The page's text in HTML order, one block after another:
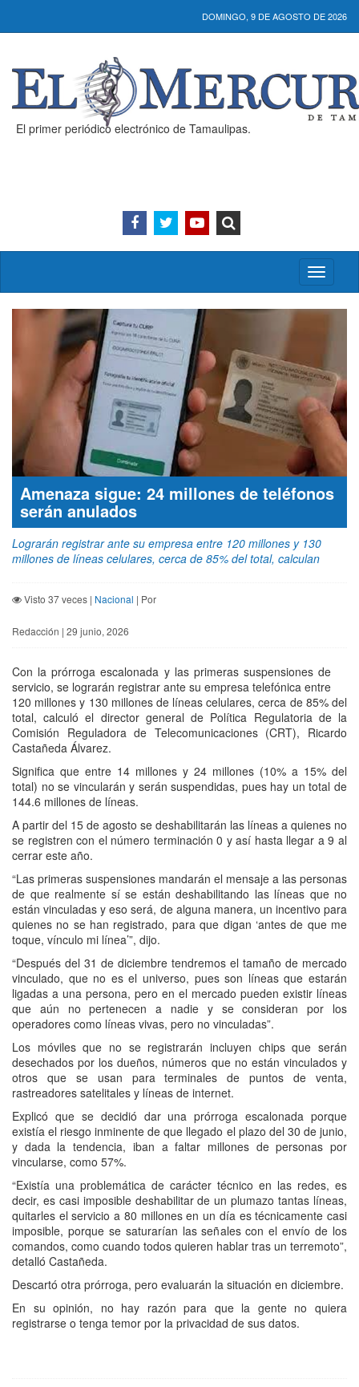
DOMINGO, 9 DE AGOSTO DE 2026
El primer periódico electrónico de Tamaulipas.
Activar/
menú
Amenaza sigue: 24 millones de teléfonos
serán anulados
Lograrán registrar ante su empresa entre 120 millones y 130
millones de líneas celulares, cerca de 85% del total, calculan
Visto 37 veces | Nacional | Por
Redacción | 29 junio, 2026
Con la prórroga escalonada y las primeras suspensiones de
servicio, se lograrán registrar ante su empresa telefónica entre
120 millones y 130 millones de líneas celulares, cerca de 85% del
total, calculó el director general de Política Regulatoria de la
Comisión Reguladora de Telecomunicaciones (CRT), Ricardo
Castañeda Álvarez.
Significa que entre 14 millones y 24 millones (10% a 15% del
total) no se vincularán y serán suspendidas, pues hay un total de
144.6 millones de líneas.
A partir del 15 de agosto se deshabilitarán las líneas a quienes no
se registren con el número terminación 0 y así hasta llegar a 9 al
cerrar este año.
“Las primeras suspensiones mandarán el mensaje a las personas
de que realmente sí se están deshabilitando las líneas que no
están vinculadas y eso será, de alguna manera, un incentivo para
quienes no se han registrado, para que digan ‘antes de que me
toque, vínculo mi línea’”, dijo.
“Después del 31 de diciembre tendremos el tamaño de mercado
vinculado, que no es el universo, pues son líneas que estarán
ligadas a una persona, pero en el mercado pueden existir líneas
que aún no pertenecen a nadie y se consideran por los
operadores como líneas vivas, pero no vinculadas”.
Los móviles que no se registrarán incluyen chips que serán
desechados por los dueños, números que no están vinculados y
otros que se usan para terminales de puntos de venta,
rastreadores satelitales y líneas de internet.
Explicó que se decidió dar una prórroga escalonada porque
existía el riesgo inminente de que llegado el plazo del 30 de junio,
y dada la tendencia, iban a faltar millones de personas por
vincularse, como 57%.
“Existía una problemática de carácter técnico en las redes, es
decir, es casi imposible deshabilitar de un plumazo tantas líneas,
quitarles el servicio a 80 millones en un día es técnicamente casi
imposible, porque se saturarían las señales con el envío de los
comandos, como cuando todos quieren hablar tras un terremoto”,
detalló Castañeda.
Descartó otra prórroga, pero evaluarán la situación en diciembre.
En su opinión, no hay razón para que la gente no quiera
registrarse o tenga temor por la privacidad de sus datos.